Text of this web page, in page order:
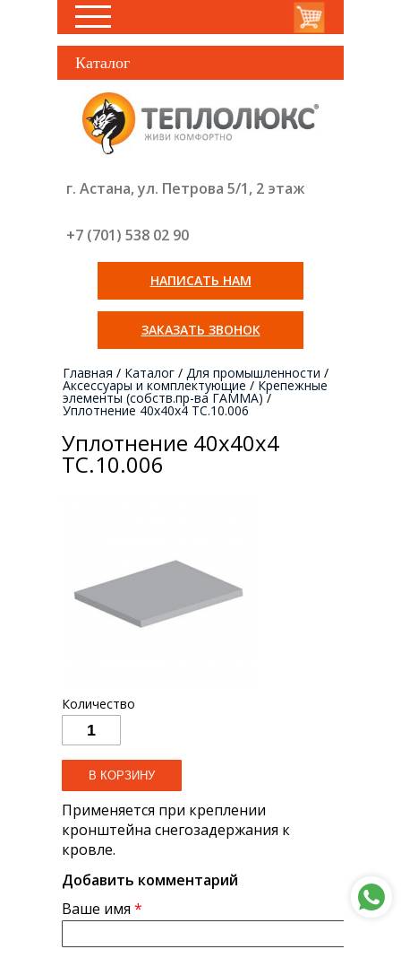
Каталог
г. Астана, ул. Петрова 5/1, 2 этаж
+7 (701) 538 02 90
НАПИСАТЬ НАМ
ЗАКАЗАТЬ ЗВОНОК
Главная / Каталог / Для промышленности /
Аксессуары и комплектующие / Крепежные
элементы (собств.пр-ва ГАММА) /
Уплотнение 40х40х4 ТС.10.006
Уплотнение 40х40х4
ТС.10.006
Количество
Применяется при креплении
кронштейна снегозадержания к
кровле.
Добавить комментарий
Ваше имя *